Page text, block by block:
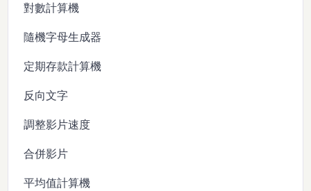
對數計算機
隨機字母生成器
定期存款計算機
反向文字
調整影片速度
合併影片
平均值計算機